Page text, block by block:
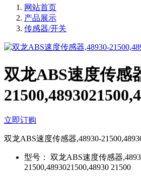
网站首页
产品展示
传感器/开关
双龙ABS速度传感
立即订购
双龙ABS速度传感器,48930-
型号：
双龙ABS速度传感器
21500,4893021500,48930 21500